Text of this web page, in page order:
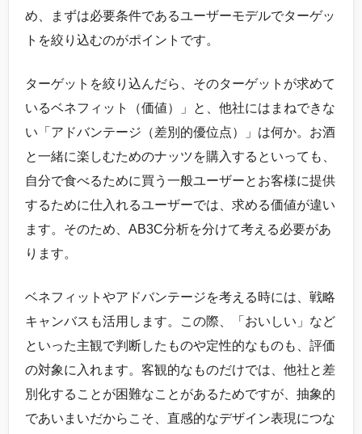
め、まずは必要条件であるユーザーモデルでターゲッ
トを絞り込むのがポイントです。
ターゲットを絞り込んだら、そのターゲットが求めて
いるベネフィット（価値）」と、他社にはまねできな
い「アドバンテージ（差別的優位点）」は何か。お酒
と一緒に楽しむためのナッツを購入するといっても、
自分で食べるために買う一般ユーザーとお客様に提供
するために仕入れるユーザーでは、求める価値が違い
ます。そのため、AB3C分析を分けて考える必要があ
ります。
ベネフィットやアドバンテージを考える時には、戦略
キャンバスも活用します。この際、「おいしい」など
といった主観で判断したものや定性的なものも、評価
の対象に入れます。客観的なものだけでは、他社と差
別化することが困難なことがあるためですが、抽象的
であいまいだからこそ、直感的なデザイン表現につな